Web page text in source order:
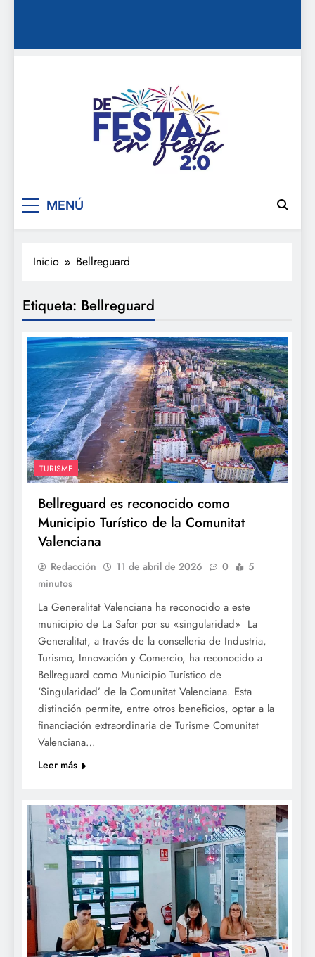
De festa en festa 2.0
MENÚ
Inicio Bellreguard
Etiqueta: Bellreguard
TURISME
Bellreguard es reconocido como
Municipio Turístico de la Comunitat
Valenciana
Redacción 11 de abril de 2026 0
5
minutos
La Generalitat Valenciana ha reconocido a este
municipio de La Safor por su «singularidad» La
Generalitat, a través de la conselleria de Industria,
Turismo, Innovación y Comercio, ha reconocido a
Bellreguard como Municipio Turístico de
‘Singularidad’ de la Comunitat Valenciana. Esta
distinción permite, entre otros beneficios, optar a la
financiación extraordinaria de Turisme Comunitat
Valenciana…
Leer más